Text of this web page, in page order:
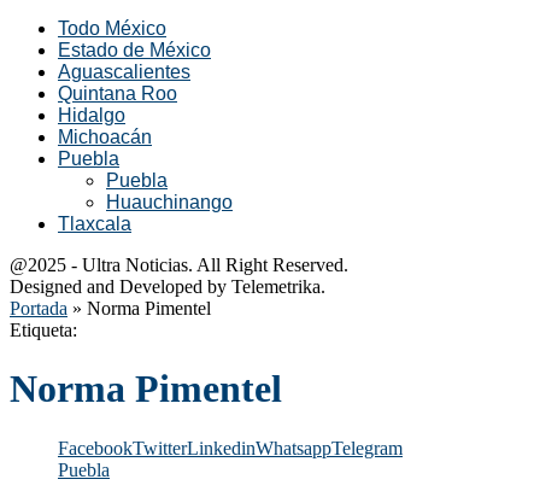
Todo México
Estado de México
Aguascalientes
Quintana Roo
Hidalgo
Michoacán
Puebla
Puebla
Huauchinango
Tlaxcala
@2025 - Ultra Noticias. All Right Reserved.
Designed and Developed by Telemetrika.
Portada » Norma Pimentel
Etiqueta:
Norma Pimentel
FacebookTwitterLinkedinWhatsappTelegram
Puebla